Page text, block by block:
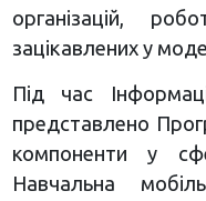
організацій,
зацікавлених у
Під час
представлено
компоненти у
Навчальна